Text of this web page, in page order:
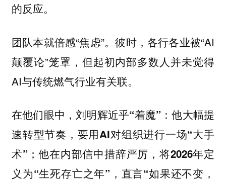
的反应。
团队本就倍感“焦虑”。彼时，各行各业被“AI
颠覆论”笼罩，但起初内部多数人并未觉得
AI与传统燃气行业有关联。
在他们眼中，刘明辉近乎“着魔”：他大幅提
速转型节奏，要用AI对组织进行一场“大手
术”；他在内部信中措辞严厉，将2026年定
义为“生死存亡之年”，直言“如果还不变，